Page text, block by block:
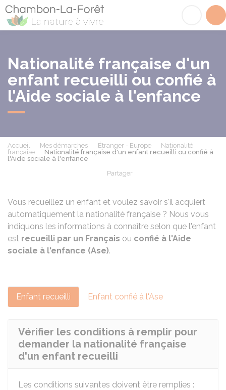
Nationalité française d'un
enfant recueilli ou confié à
l'Aide sociale à l'enfance
Accueil Mes démarches Étranger - Europe
Nationalité
française
Nationalité française d'un enfant recueilli ou confié à
l'Aide sociale à l'enfance
Partager
Vous recueillez un enfant et voulez savoir s'il acquiert
automatiquement la nationalité française ? Nous vous
indiquons les informations à connaître selon que l'enfant
est recueilli par un Français ou confié à l'Aide
sociale à l'enfance (Ase).
Enfant recueilli Enfant confié à l'Ase
Vérifier les conditions à remplir pour
demander la nationalité française
d'un enfant recueilli
Les conditions suivantes doivent être remplies :